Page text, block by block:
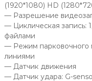
(1920*1080) HD
— Разрешение
— Циклическая запись:
файлами
— Режим парковочного
линиями
— Датчик движения
— Датчик удара: G-